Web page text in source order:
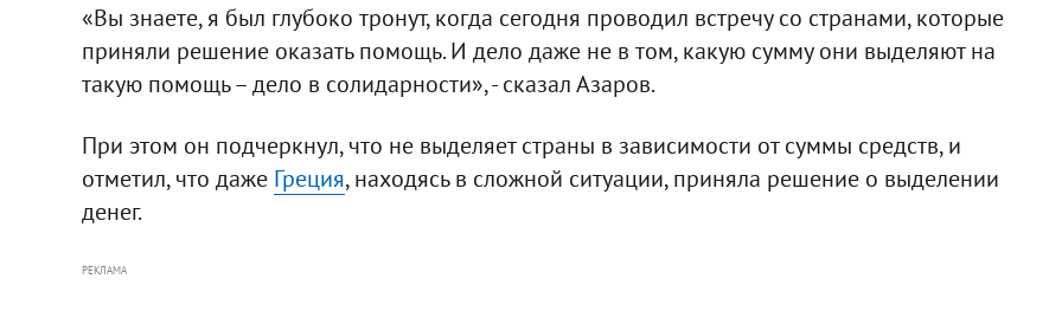
«Вы знаете, я был глубоко тронут, когда сегодня проводил встречу со странами, которые
приняли решение оказать помощь. И дело даже не в том, какую сумму они выделяют на
такую помощь – дело в солидарности», - сказал Азаров.
При этом он подчеркнул, что не выделяет страны в зависимости от суммы средств, и
отметил, что даже Греция, находясь в сложной ситуации, приняла решение о выделении
денег.
РЕКЛАМА